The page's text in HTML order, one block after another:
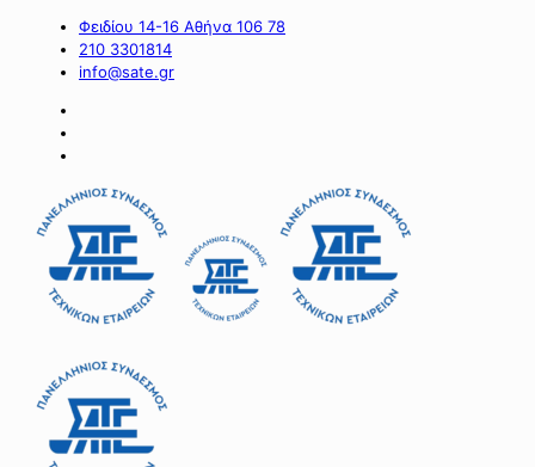
Φειδίου 14-16 Αθήνα 106 78
210 3301814
info@sate.gr